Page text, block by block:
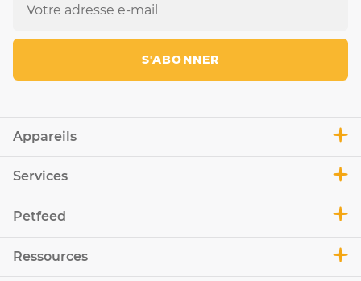
Appareils
Services
Petfeed
Ressources
S'ABONNER